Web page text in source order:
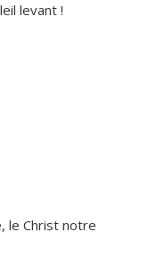
levant !
le Christ notre